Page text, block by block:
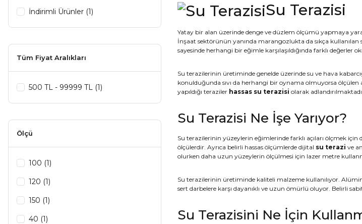
İndirimli Ürünler (1)
Tüm Fiyat Aralıkları
500 TL - 99999 TL (1)
Ölçü
100 (1)
120 (1)
150 (1)
40 (1)
Su Terazisi
Yatay bir alan üzerinde denge ve düzlem ölçümü yapmaya
İnşaat sektörünün yanında marangozlukta da sıkça
sayesinde herhangi bir eğimle karşılaşıldığında farklı
Su terazilerinin üretiminde genelde üzerinde su ve hava
konulduğunda sıvı da herhangi bir oynama olmuyorsa ölçülen
yapıldığı teraziler hassas su terazisi olarak
Su Terazisi Ne İşe Yarıyor?
Su terazilerinin yüzeylerin eğimlerinde farklı açıları ölçmek
ölçülerdir. Ayrıca belirli hassas ölçümlerde dijital su terazi ve
olurken daha uzun yüzeylerin ölçülmesi için lazer metre
Su terazilerinin üretiminde kaliteli malzeme kullanılıyor.
sert darbelere karşı dayanıklı ve uzun ömürlü oluyor. Belirli
Su Terazisini Ne İçin